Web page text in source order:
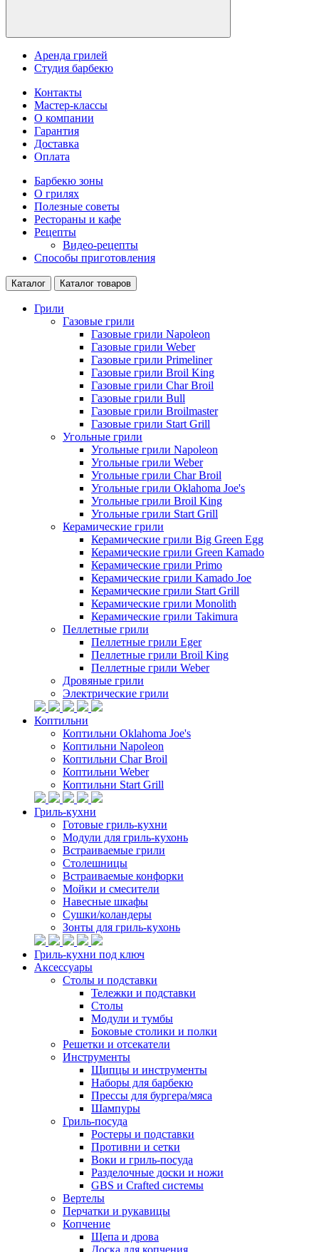
Аренда грилей
Студия барбекю
Контакты
Мастер-классы
О компании
Гарантия
Доставка
Оплата
Барбекю зоны
О грилях
Полезные советы
Рестораны и кафе
Рецепты
Видео-рецепты
Способы приготовления
Каталог Каталог товаров
Грили
Газовые грили
Газовые грили Napoleon
Газовые грили Weber
Газовые грили Primeliner
Газовые грили Broil King
Газовые грили Char Broil
Газовые грили Bull
Газовые грили Broilmaster
Газовые грили Start Grill
Угольные грили
Угольные грили Napoleon
Угольные грили Weber
Угольные грили Char Broil
Угольные грили Oklahoma Joe's
Угольные грили Broil King
Угольные грили Start Grill
Керамические грили
Керамические грили Big Green Egg
Керамические грили Green Kamado
Керамические грили Primo
Керамические грили Kamado Joe
Керамические грили Start Grill
Керамические грили Monolith
Керамические грили Takimura
Пеллетные грили
Пеллетные грили Eger
Пеллетные грили Broil King
Пеллетные грили Weber
Дровяные грили
Электрические грили
Коптильни
Коптильни Oklahoma Joe's
Коптильни Napoleon
Коптильни Char Broil
Коптильни Weber
Коптильни Start Grill
Гриль-кухни
Готовые гриль-кухни
Модули для гриль-кухонь
Встраиваемые грили
Столешницы
Встраиваемые конфорки
Мойки и смесители
Навесные шкафы
Сушки/коландеры
Зонты для гриль-кухонь
Гриль-кухни под ключ
Аксессуары
Столы и подставки
Тележки и подставки
Столы
Модули и тумбы
Боковые столики и полки
Решетки и отсекатели
Инструменты
Щипцы и инструменты
Наборы для барбекю
Прессы для бургера/мяса
Шампуры
Гриль-посуда
Ростеры и подставки
Противни и сетки
Воки и гриль-посуда
Разделочные доски и ножи
GBS и Crafted системы
Вертелы
Перчатки и рукавицы
Копчение
Щепа и дрова
Доска для копчения